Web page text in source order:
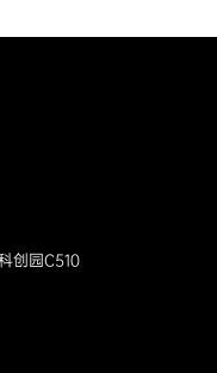
创园C510